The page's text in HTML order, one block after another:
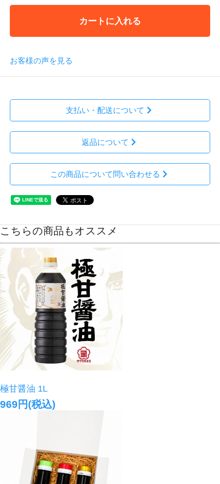
カートに入れる
お客様の声を見る
支払い・配送について
返品について
この商品について問い合わせる
こちらの商品もオススメ
極甘醤油 1L
969円(税込)